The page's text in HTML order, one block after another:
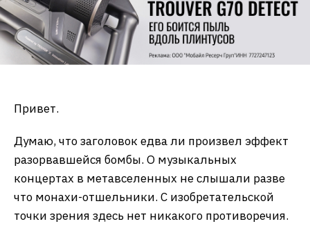
Привет.
Думаю, что заголовок едва ли произвел эффект
разорвавшейся бомбы. О музыкальных
концертах в метавселенных не слышали разве
что монахи-отшельники. С изобретательской
точки зрения здесь нет никакого противоречия.